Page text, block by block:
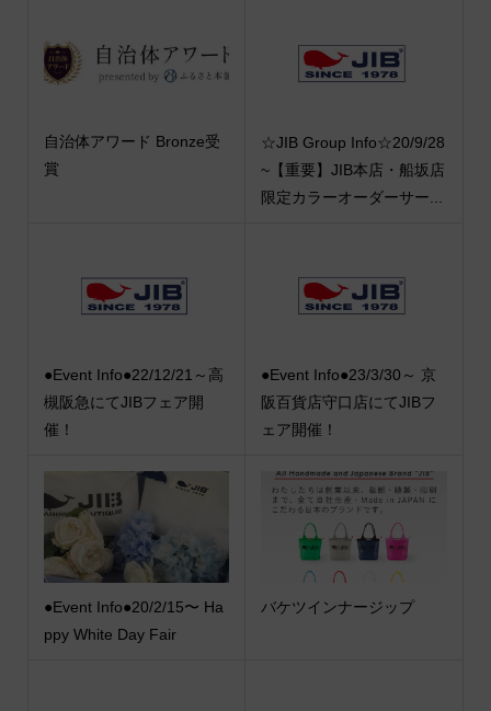
自治体アワード Bronze受
賞
☆JIB Group Info☆20/9/28
~【重要】JIB本店・船坂店
限定カラーオーダーサー...
●Event Info●22/12/21～高
槻阪急にてJIBフェア開
催！
●Event Info●23/3/30～ 京
阪百貨店守口店にてJIBフ
ェア開催！
●Event Info●20/2/15〜 Ha
ppy White Day Fair
バケツインナージップ